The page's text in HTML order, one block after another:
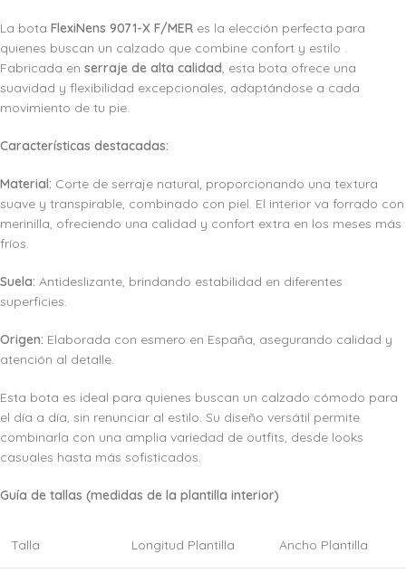
La bota FlexiNens 9071-X F/MER es la elección perfecta para
quienes buscan un calzado que combine confort y estilo .
Fabricada en serraje de alta calidad, esta bota ofrece una
suavidad y flexibilidad excepcionales, adaptándose a cada
movimiento de tu pie.
Características destacadas:
Material: Corte de serraje natural, proporcionando una textura
suave y transpirable, combinado con piel. El interior va forrado con
merinilla, ofreciendo una calidad y confort extra en los meses más
fríos.
Suela: Antideslizante, brindando estabilidad en diferentes
superficies.
Origen: Elaborada con esmero en España, asegurando calidad y
atención al detalle.
Esta bota es ideal para quienes buscan un calzado cómodo para
el día a día, sin renunciar al estilo. Su diseño versátil permite
combinarla con una amplia variedad de outfits, desde looks
casuales hasta más sofisticados.
Guía de tallas (medidas de la plantilla interior)
Talla Longitud Plantilla Ancho Plantilla